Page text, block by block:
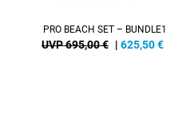
PRO BEACH SET – BUNDLE1
UVP 695,00 € | 625,50€